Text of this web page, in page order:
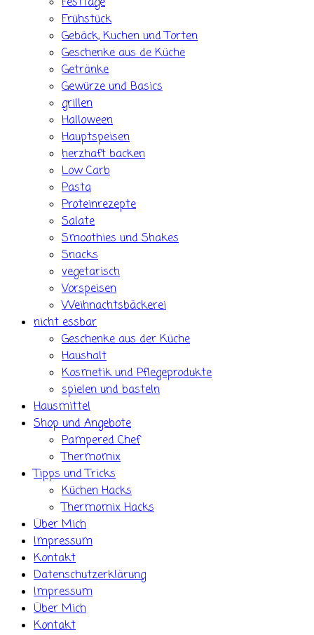
Frühstück
Gebäck, Kuchen und Torten
Geschenke aus de Küche
Getränke
Gewürze und Basics
grillen
Halloween
Hauptspeisen
herzhaft backen
Low Carb
Pasta
Proteinrezepte
Salate
Smoothies und Shakes
Snacks
vegetarisch
Vorspeisen
Weihnachtsbäckerei
nicht essbar
Geschenke aus der Küche
Haushalt
Kosmetik und Pflegeprodukte
spielen und basteln
Hausmittel
Shop und Angebote
Pampered Chef
Thermomix
Tipps und Tricks
Küchen Hacks
Thermomix Hacks
Über Mich
Impressum
Kontakt
Datenschutzerklärung
Impressum
Über Mich
Kontakt